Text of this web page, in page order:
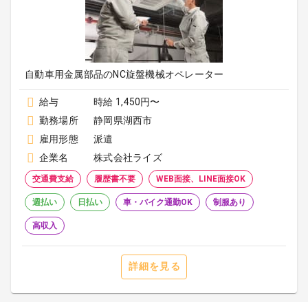
自動車用金属部品のNC旋盤機械オペレーター
給与
時給 1,450円〜
勤務場所
静岡県湖西市
雇用形態
派遣
企業名
株式会社ライズ
交通費支給 履歴書不要 WEB面接、LINE面接OK
週払い 日払い 車・バイク通勤OK 制服あり
高収入
詳細を見る